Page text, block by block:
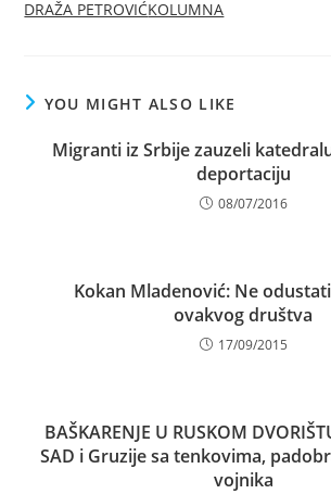
DRAŽA PETROVIĆKOLUMNA
YOU MIGHT ALSO LIKE
Migranti iz Srbije zauzeli
deportaciju
08/07/2016
Kokan Mladenović: Ne
ovakvog društva
17/09/2015
BAŠKARENJE U RUSKOM
SAD i Gruzije sa tenkovima,
vojnika